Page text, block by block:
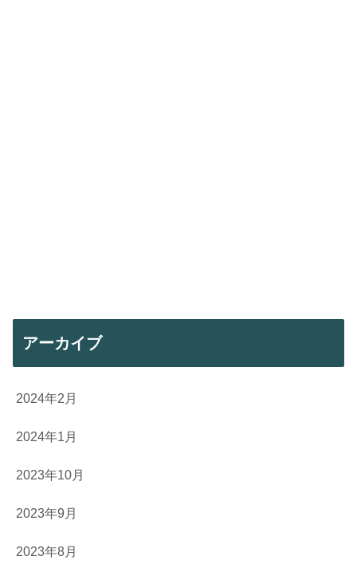
アーカイブ
2024年2月
2024年1月
2023年10月
2023年9月
2023年8月